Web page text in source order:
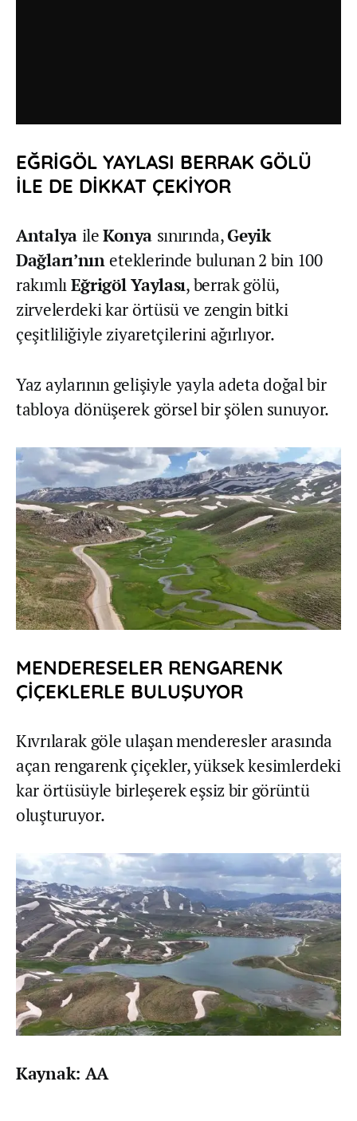
EĞRİGÖL YAYLASI BERRAK GÖLÜ
İLE DE DİKKAT ÇEKİYOR
Antalya ileKonya sınırında,Geyik
Dağları’nıneteklerinde bulunan 2 bin 100
rakımlıEğrigöl Yaylası, berrak gölü,
zirvelerdeki kar örtüsü ve zengin bitki
çeşitliliğiyle ziyaretçilerini ağırlıyor.
Yaz aylarının gelişiyle yayla adeta doğal bir
tabloya dönüşerek görsel bir şölen sunuyor.
MENDERESELER RENGARENK
ÇİÇEKLERLE BULUŞUYOR
Kıvrılarak göle ulaşan menderesler arasında
açan rengarenk çiçekler, yüksek kesimlerdeki
kar örtüsüyle birleşerek eşsiz bir görüntü
oluşturuyor.
Kaynak: AA